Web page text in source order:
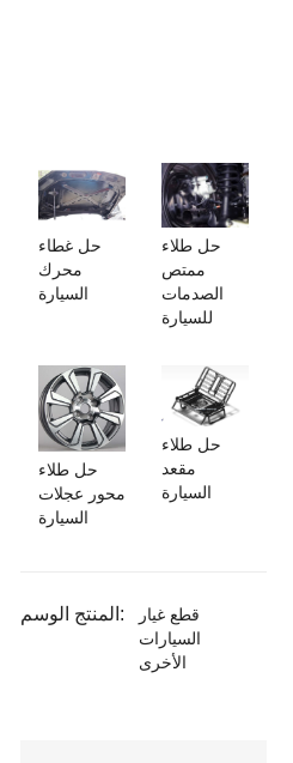
حل غطاء
محرك
السيارة
حل طلاء
ممتص
الصدمات
للسيارة
حل طلاء
محور عجلات
السيارة
حل طلاء
مقعد
السيارة
المنتج الوسم:
قطع غيار
السيارات
الأخرى